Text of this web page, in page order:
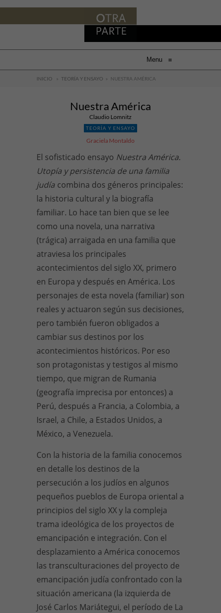
Menu ≡
INICIO » TEORÍA Y ENSAYO » NUESTRA AMÉRICA
Nuestra América
Claudio Lomnitz
TEORÍA Y ENSAYO
Graciela Montaldo
El sofisticado ensayo Nuestra América.
Utopía y persistencia de una familia
judía combina dos géneros principales:
la historia cultural y la biografía
familiar. Lo hace tan bien que se lee
como una novela, una narrativa
(trágica) arraigada en una familia que
atraviesa los principales
acontecimientos del siglo XX, primero
en Europa y después en América. Los
personajes de esta novela (familiar) son
reales y actuaron según sus decisiones,
pero también fueron obligados a
cambiar sus destinos por los
acontecimientos históricos. Por eso
son protagonistas y testigos al mismo
tiempo, que migran de Rumania
(geografía imprecisa por entonces) a
Perú, después a Francia, a Colombia, a
Israel, a Chile, a Estados Unidos, a
México, a Venezuela.
Con la historia de la familia conocemos
en detalle los destinos de la
persecución a los judíos en algunos
pequeños pueblos de Europa oriental a
principios del siglo XX y la compleja
trama ideológica de los proyectos de
emancipación e integración. Con el
desplazamiento a América conocemos
las transculturaciones del proyecto de
emancipación judía confrontado con la
situación americana (la izquierda de
José Carlos Mariátegui, el período de La